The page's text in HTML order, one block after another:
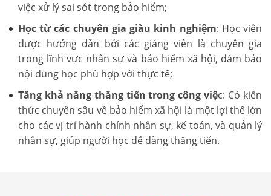
việc xử lý sai sót trong bảo hiểm;
Học từ các chuyên gia giàu kinh nghiệm: Học viên
được hướng dẫn bởi các giảng viên là chuyên gia
trong lĩnh vực nhân sự và bảo hiểm xã hội, đảm bảo
nội dung học phù hợp với thực tế;
Tăng khả năng thăng tiến trong công việc: Có kiến
thức chuyên sâu về bảo hiểm xã hội là một lợi thế lớn
cho các vị trí hành chính nhân sự, kế toán, và quản lý
nhân sự, giúp người học dễ dàng thăng tiến.